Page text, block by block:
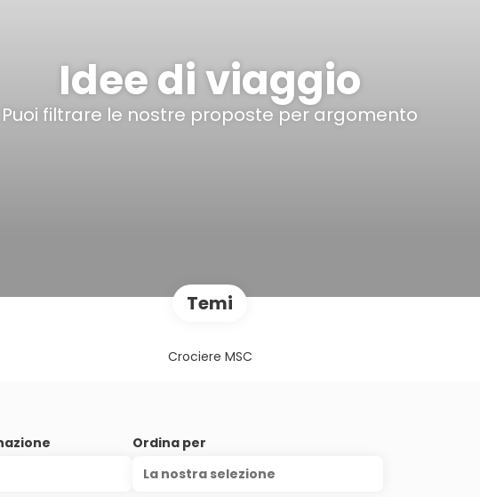
Idee di viaggio
Puoi filtrare le nostre proposte per argomento
Temi
Crociere MSC
Ordina per
La nostra selezione